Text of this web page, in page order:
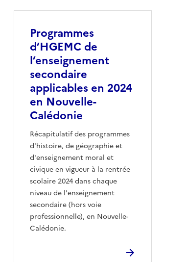
Programmes
d’HGEMC de
l’enseignement
secondaire
applicables en 2024
en Nouvelle-
Calédonie
Récapitulatif des programmes
d'histoire, de géographie et
d'enseignement moral et
civique en vigueur à la rentrée
scolaire 2024 dans chaque
niveau de l'enseignement
secondaire (hors voie
professionnelle), en Nouvelle-
Calédonie.